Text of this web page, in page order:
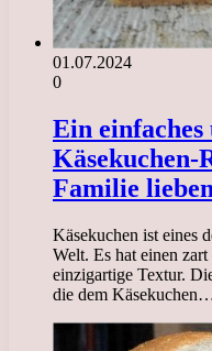
01.07.2024
0
Ein
Käsekuchen-
Familie
Käsekuchen ist eines
Welt. Es hat einen
einzigartige Textur.
die dem